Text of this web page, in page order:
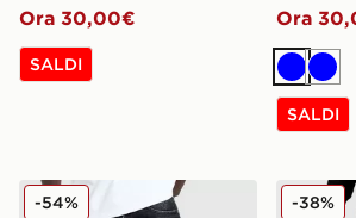
Ora 30,00€
SALDI
Ora
BluBlu
SALDI
Supply & Demand Jeans Relaxed
-54% -38%